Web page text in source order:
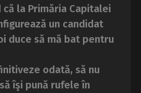
că la Primăria Capitalei
un candidat
duce să mă bat pentru
odată, să nu
îşi pună rufele în